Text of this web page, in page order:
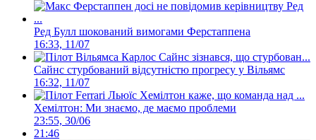
Ред Булл шокований вимогами Ферстаппена
16:33, 11/07
Сайнс стурбований відсутністю прогресу у Вільямс
16:32, 11/07
Хемілтон: Ми знаємо, де маємо проблеми
23:55, 30/06
21:46